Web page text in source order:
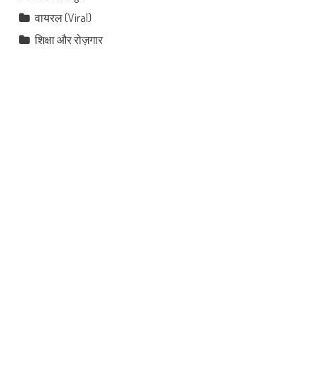
वायरल (Viral)
शिक्षा और रोज़गार